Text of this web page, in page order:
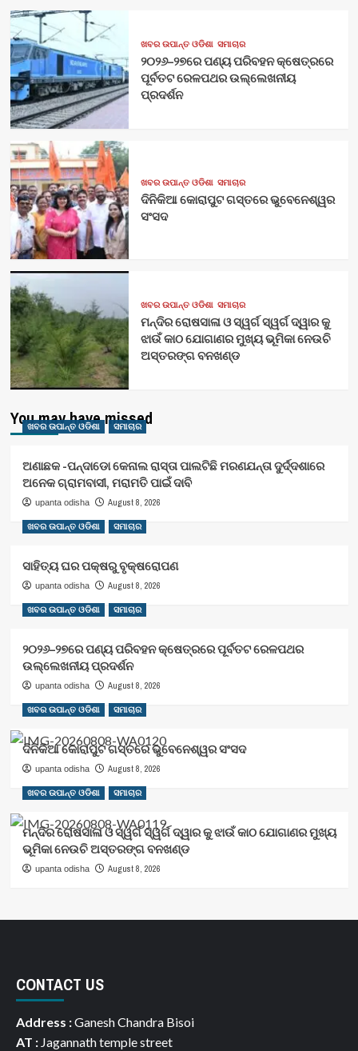
ଖବର ଉପାନ୍ତ ଓଡିଶା ସମାଚାର
୨୦୨୬–୨୭ରେ ପଣ୍ୟ ପରିବହନ କ୍ଷେତ୍ରରେ
ପୂର୍ବତଟ ରେଳପଥର ଉଲ୍ଲେଖନୀୟ
ପ୍ରଦର୍ଶନ
ଖବର ଉପାନ୍ତ ଓଡିଶା ସମାଚାର
ଦିନିକିଆ କୋରାପୁଟ ଗସ୍ତରେ ଭୁବେନେଶ୍ୱର
ସଂସଦ
ଖବର ଉପାନ୍ତ ଓଡିଶା ସମାଚାର
ମନ୍ଦିର ରୋଷସାଳା ଓ ସ୍ୱର୍ଗ ସ୍ୱର୍ଗ ଦ୍ୱାର କୁ
ଝାଉଁ କାଠ ଯୋଗାଣର ମୁଖ୍ୟ ଭୂମିକା ନେଉଚି
ଅସ୍ତରଙ୍ଗ ବନଖଣ୍ଡ
You may have missed
ଖବର ଉପାନ୍ତ ଓଡିଶା ସମାଚାର
ଅଣାଛକ -ପନ୍ଦାଡୋ କେନାଲ ରାସ୍ତା ପାଲଟିଛି ମରଣଯନ୍ତା ଦୁର୍ଦ୍ଦଶାରେ
ଅନେକ ଗ୍ରାମବାସୀ, ମରାମତି ପାଇଁ ଦାବି
upanta odisha August 8, 2026
ଖବର ଉପାନ୍ତ ଓଡିଶା ସମାଚାର
ସାହିତ୍ୟ ଘର ପକ୍ଷରୁ ବୃକ୍ଷରୋପଣ
upanta odisha August 8, 2026
ଖବର ଉପାନ୍ତ ଓଡିଶା ସମାଚାର
୨୦୨୬–୨୭ରେ ପଣ୍ୟ ପରିବହନ କ୍ଷେତ୍ରରେ ପୂର୍ବତଟ ରେଳପଥର
ଉଲ୍ଲେଖନୀୟ ପ୍ରଦର୍ଶନ
upanta odisha August 8, 2026
ଖବର ଉପାନ୍ତ ଓଡିଶା ସମାଚାର
ଦିନିକିଆ କୋରାପୁଟ ଗସ୍ତରେ ଭୁବେନେଶ୍ୱର ସଂସଦ
upanta odisha August 8, 2026
ଖବର ଉପାନ୍ତ ଓଡିଶା ସମାଚାର
ମନ୍ଦିର ରୋଷସାଳା ଓ ସ୍ୱର୍ଗ ସ୍ୱର୍ଗ ଦ୍ୱାର କୁ ଝାଉଁ କାଠ ଯୋଗାଣର ମୁଖ୍ୟ
ଭୂମିକା ନେଉଚି ଅସ୍ତରଙ୍ଗ ବନଖଣ୍ଡ
upanta odisha August 8, 2026
CONTACT US
Address :Ganesh Chandra Bisoi
AT : Jagannath temple street